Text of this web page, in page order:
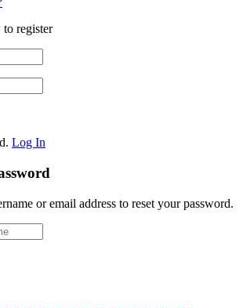
register
Log In
or email address to reset your password.